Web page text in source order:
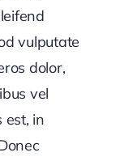
vulputate
dolor,
vel
est, in